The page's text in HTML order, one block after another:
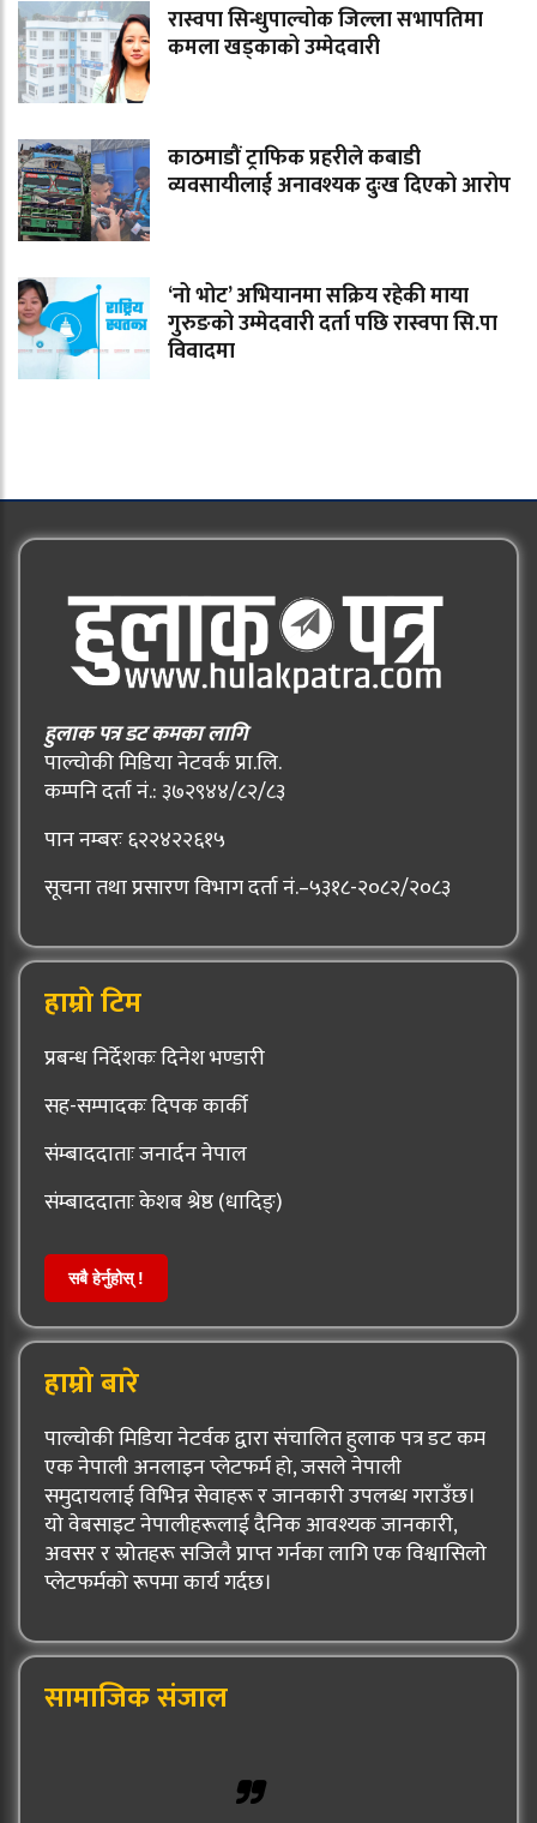
रास्वपा सिन्धुपाल्चोक जिल्ला सभापतिमा
कमला खड्काको उम्मेदवारी
काठमाडौं ट्राफिक प्रहरीले कबाडी
व्यवसायीलाई अनावश्यक दुःख दिएको आरोप
‘नो भोट’ अभियानमा सक्रिय रहेकी माया
गुरुङको उम्मेदवारी दर्ता पछि रास्वपा सि.पा
विवादमा
हुलाक पत्र डट कमका लागि
पाल्चोकी मिडिया नेटवर्क प्रा.लि.
कम्पनि दर्ता नं.: ३७२९४४/८२/८३
पान नम्बरः ६२२४२२६१५
सूचना तथा प्रसारण विभाग दर्ता नं.–५३१८-२०८२/२०८३
हाम्रो टिम
प्रबन्ध निर्देशकः दिनेश भण्डारी
सह-सम्पादकः दिपक कार्की
संम्बाददाताः जनार्दन नेपाल
संम्बाददाताः केशब श्रेष्ठ (धादिङ्)
सबै हेर्नुहोस् !
हाम्रो बारे
पाल्चोकी मिडिया नेटर्वक द्वारा संचालित हुलाक पत्र डट कम
एक नेपाली अनलाइन प्लेटफर्म हो, जसले नेपाली
समुदायलाई विभिन्न सेवाहरू र जानकारी उपलब्ध गराउँछ।
यो वेबसाइट नेपालीहरूलाई दैनिक आवश्यक जानकारी,
अवसर र स्रोतहरू सजिलै प्राप्त गर्नका लागि एक विश्वासिलो
प्लेटफर्मको रूपमा कार्य गर्दछ।
सामाजिक संजाल